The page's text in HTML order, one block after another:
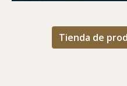
Tienda de